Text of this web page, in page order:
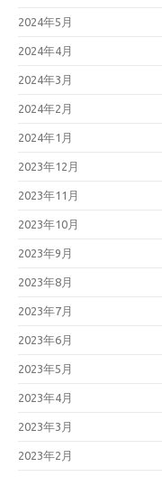
2024年5月
2024年4月
2024年3月
2024年2月
2024年1月
2023年12月
2023年11月
2023年10月
2023年9月
2023年8月
2023年7月
2023年6月
2023年5月
2023年4月
2023年3月
2023年2月